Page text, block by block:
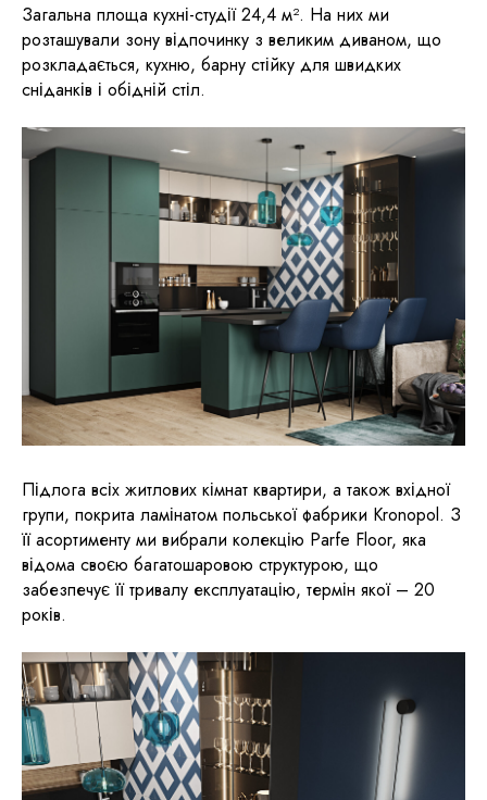
Загальна площа кухні-студії 24,4 м². На них ми
розташували зону відпочинку з великим диваном, що
розкладається, кухню, барну стійку для швидких
сніданків і обідній стіл.
Підлога всіх житлових кімнат квартири, а також вхідної
групи, покрита ламінатом польської фабрики Kronopol. З
її асортименту ми вибрали колекцію Parfe Floor, яка
відома своєю багатошаровою структурою, що
забезпечує її тривалу експлуатацію, термін якої – 20
років.